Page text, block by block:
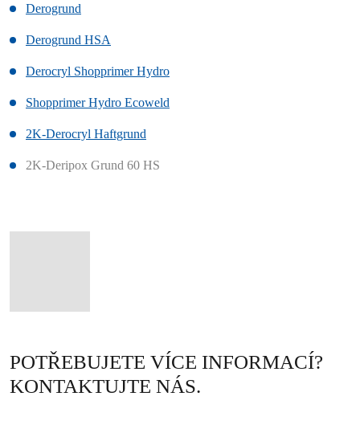
Derogrund
Derogrund HSA
Derocryl Shopprimer Hydro
Shopprimer Hydro Ecoweld
2K-Derocryl Haftgrund
2K-Deripox Grund 60 HS
POTŘEBUJETE VÍCE INFORMACÍ?
KONTAKTUJTE NÁS.